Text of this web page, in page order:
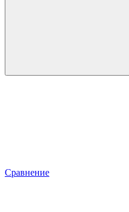
Сравнение